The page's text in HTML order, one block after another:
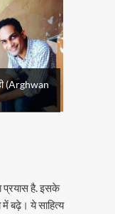
(Arghwan
प्रयास है. इसके
में बढ़े। ये साहित्य